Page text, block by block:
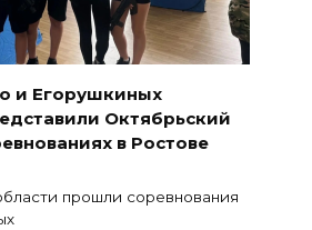
и Егорушкиных
Октябрьский
в Ростове
прошли соревнования